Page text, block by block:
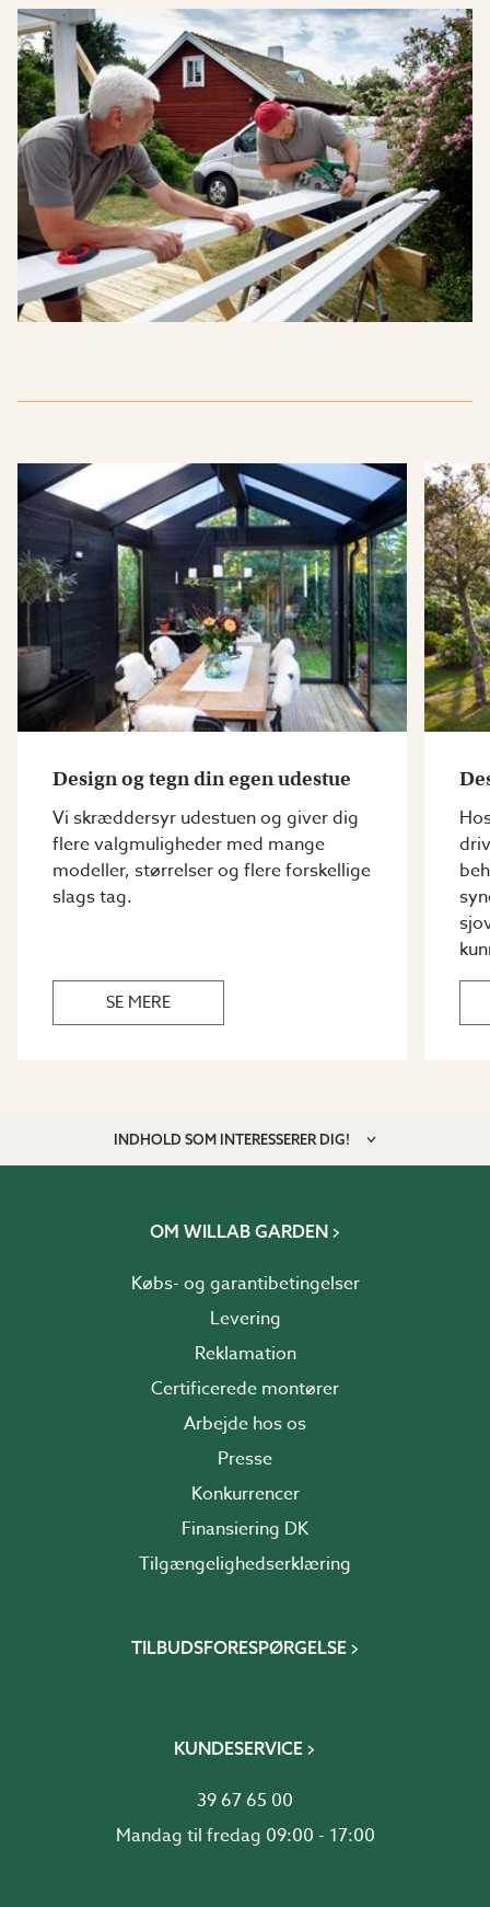
Design og tegn din egen udestue
Vi skræddersyr udestuen og giver dig
flere valgmuligheder med mange
modeller, størrelser og flere forskellige
slags tag.
SE MERE
INDHOLD SOM INTERESSERER DIG!
OM WILLAB GARDEN
Købs- og garantibetingelser
Levering
Reklamation
Certificerede montører
Arbejde hos os
Presse
Konkurrencer
Finansiering DK
Tilgængelighedserklæring
TILBUDSFORESPØRGELSE
KUNDESERVICE
39 67 65 00
Mandag til fredag 09:00 - 17:00